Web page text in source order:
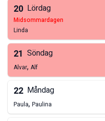
20 Lördag
midsommardagen
Linda
21 Söndag
Alvar, Alf
22 Måndag
Paula, Paulina